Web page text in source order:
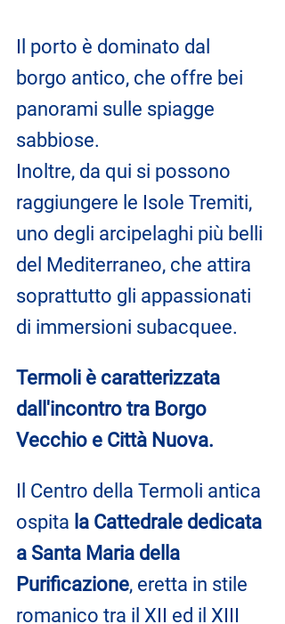
Il porto è dominato dal
borgo antico, che offre bei
panorami sulle spiagge
sabbiose.
Inoltre, da qui si possono
raggiungere le Isole Tremiti,
uno degli arcipelaghi più belli
del Mediterraneo, che attira
soprattutto gli appassionati
di immersioni subacquee.
Termoli è caratterizzata
dall'incontro tra Borgo
Vecchio e Città Nuova.
Il Centro della Termoli antica
ospita la Cattedrale dedicata
a Santa Maria della
Purificazione, eretta in stile
romanico tra il XII ed il XIII